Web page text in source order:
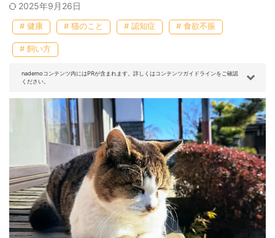
2025年9月26日
# 健康 # 猫のこと # 認知症 # 食欲不振
# 飼い方
nademoコンテンツ内にはPRが含まれます。詳しくはコンテンツガイドラインをご確認
ください。